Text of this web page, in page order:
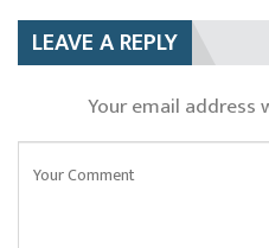
LEAVE A REPLY
Your email address